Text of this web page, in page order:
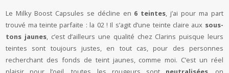
Le Milky Boost Capsules se décline en 6 teintes, j’ai pour ma part
trouvé ma teinte parfaite : la 02 ! Il s’agit d’une teinte claire aux sous-
tons jaunes, c’est d’ailleurs une qualité chez Clarins puisque leurs
teintes sont toujours justes, en tout cas, pour des personnes
recherchant des fonds de teint jaunes, comme moi. C’est un réel